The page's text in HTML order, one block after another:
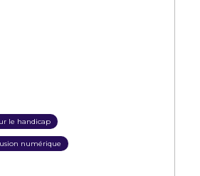
le handicap
numérique